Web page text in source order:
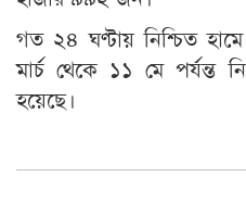
গত ২৪ ঘণ্টায় নিশ্চিত
মার্চ থেকে ১১ মে পর্যন্ত
হয়েছে।